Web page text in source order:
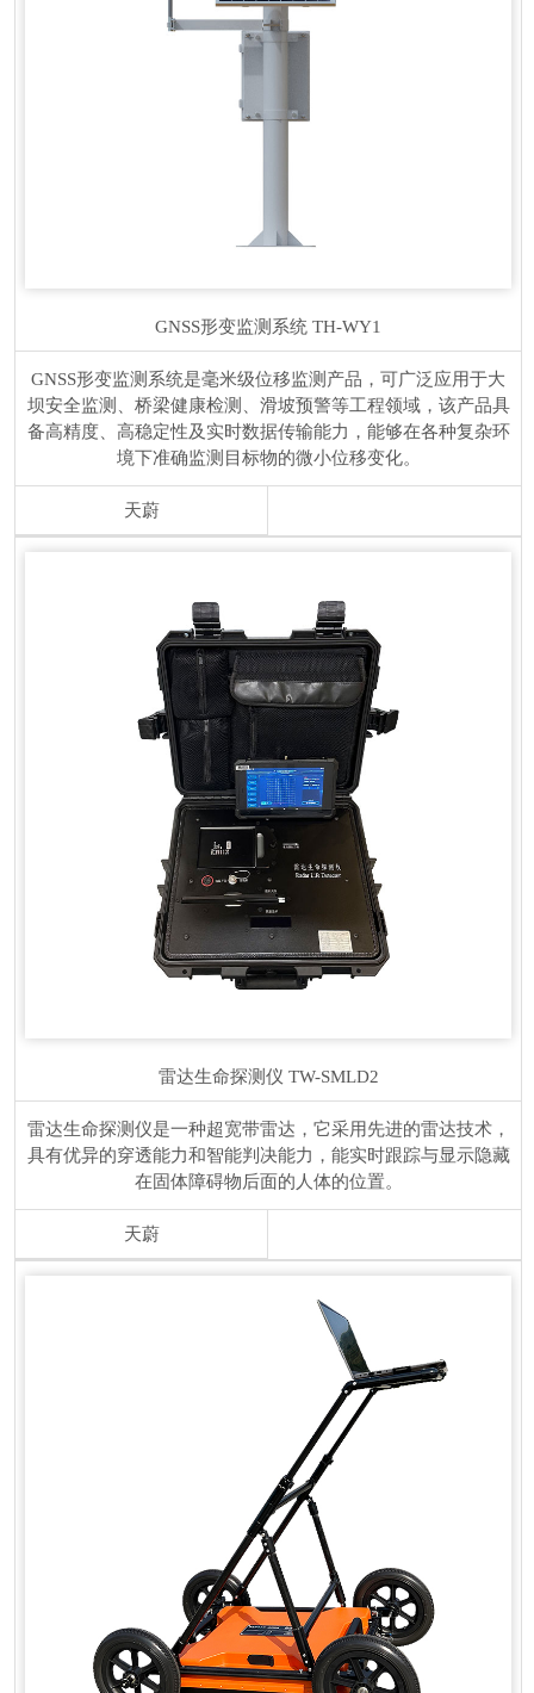
GNSS形变监测系统 TH-WY1
GNSS形变监测系统是毫米级位移监测产品，可广泛应用于大
坝安全监测、桥梁健康检测、滑坡预警等工程领域，该产品具
备高精度、高稳定性及实时数据传输能力，能够在各种复杂环
境下准确监测目标物的微小位移变化。
天蔚
雷达生命探测仪 TW-SMLD2
雷达生命探测仪是一种超宽带雷达，它采用先进的雷达技术，
具有优异的穿透能力和智能判决能力，能实时跟踪与显示隐藏
在固体障碍物后面的人体的位置。
天蔚